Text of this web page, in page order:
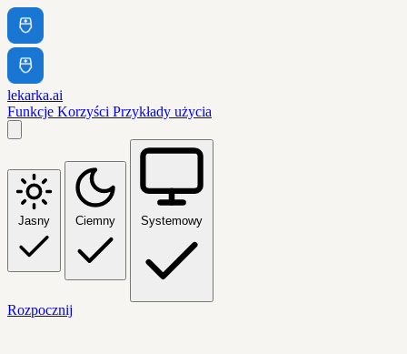
lekarka.ai
Funkcje Korzyści Przykłady użycia
Jasny Ciemny Systemowy
Rozpocznij